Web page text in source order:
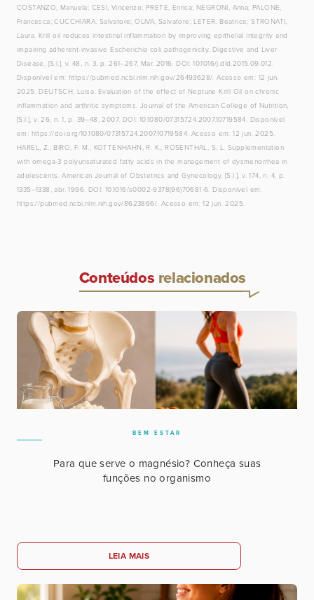
COSTANZO, Manuela; CESI, Vincenzo; PRETE, Enrica; NEGRONI, Anna; PALONE,
Francesca; CUCCHIARA, Salvatore; OLIVA, Salvatore; LETER, Beatrice; STRONATI,
Laura. Krill oil reduces intestinal inflammation by improving epithelial integrity and
impairing adherent-invasive Escherichia coli pathogenicity. Digestive and Liver
Disease, [S.l.], v. 48, n. 3, p. 261–267, Mar. 2016. DOI: 10.1016/j.dld.2015.09.012.
Disponível em: https://pubmed.ncbi.nlm.nih.gov/26493628/. Acesso em: 12 jun.
2025. DEUTSCH, Luisa. Evaluation of the effect of Neptune Krill Oil on chronic
inflammation and arthritic symptoms. Journal of the American College of Nutrition,
[S.l.], v. 26, n. 1, p. 39–48, 2007. DOI: 10.1080/07315724.2007.10719584. Disponível
em: https://doi.org/10.1080/07315724.2007.10719584. Acesso em: 12 jun. 2025.
HAREL, Z.; BIRO, F. M.; KOTTENHAHN, R. K.; ROSENTHAL, S. L. Supplementation
with omega-3 polyunsaturated fatty acids in the management of dysmenorrhea in
adolescents. American Journal of Obstetrics and Gynecology, [S.l.], v. 174, n. 4, p.
1335–1338, abr. 1996. DOI: 10.1016/s0002-9378(96)70681-6. Disponível em:
https://pubmed.ncbi.nlm.nih.gov/8623866/. Acesso em: 12 jun. 2025.
Conteúdos relacionados
BEM ESTAR
Para que serve o magnésio? Conheça suas
funções no organismo
LEIA MAIS